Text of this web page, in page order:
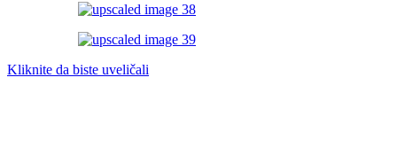
Kliknite da biste uveličali